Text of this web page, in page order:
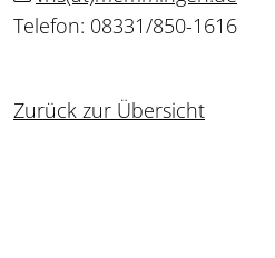
Telefon: 08331/850-1616
Zurück zur Übersicht